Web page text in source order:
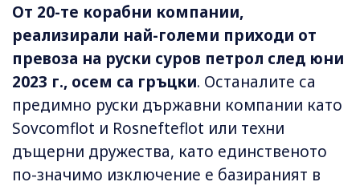
От 20-те корабни компании,
реализирали най-големи приходи от
превоза на руски суров петрол след юни
2023 г., осем са гръцки. Останалите са
предимно руски държавни компании като
Sovcomflot и Rosnefteflot или техни
дъщерни дружества, като единственото
по-значимо изключение е базираният в